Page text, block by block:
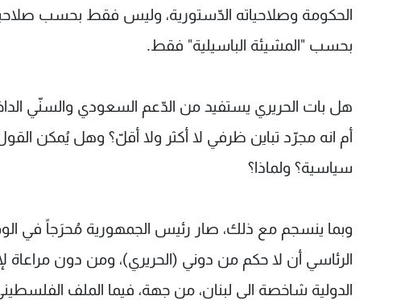
الحكومة وصلاحياته الدّستورية، وليس فقط بحسب
بحسب "المشيئة الباسيلية" فقط.
هل بات الحريري يستفيد من الدّعم السعودي والسنّي
أم انه مجرّد تباين ظرفي لا أكثر ولا أقلّ؟ وهل يُمكن
سياسية؟ ولماذا؟
وبما ينسجم مع ذلك، صار رئيس الجمهورية مُحرَجاً في
الرئاسي أن لا حكم من دوني (الحريري)، ومن دون
الدولية شاخصة الى لبنان، من جهة، فيما الملف